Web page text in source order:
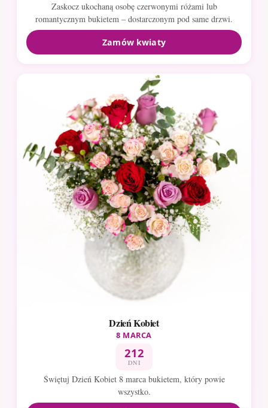
Zaskocz ukochaną osobę czerwonymi różami lub
romantycznym bukietem – dostarczonym pod same drzwi.
Zamów kwiaty
Dzień Kobiet
8 MARCA
212
DNI
Świętuj Dzień Kobiet 8 marca bukietem, który powie
wszystko.